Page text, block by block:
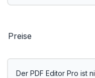
Preise
Der PDF Editor Pro ist